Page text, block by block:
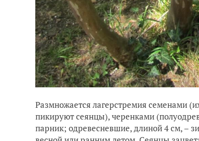
Размножается лагерстремия семенами
пикируют сеянцы), черенками
парник; одревесневшие, длиной 4 см, –